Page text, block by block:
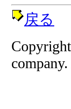
戻る